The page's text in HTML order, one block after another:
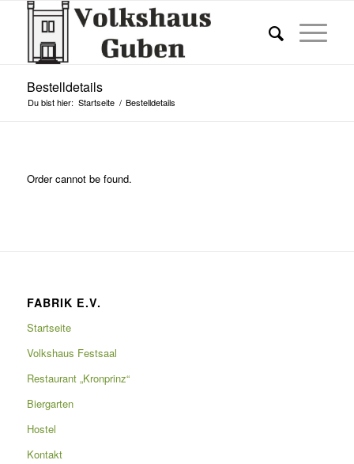
Bestelldetails
Du bist hier: Startseite / Bestelldetails
Order cannot be found.
FABRIK E.V.
Startseite
Volkshaus Festsaal
Restaurant „Kronprinz“
Biergarten
Hostel
Kontakt